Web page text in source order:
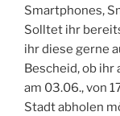
Smartphones,
Solltet ihr
ihr diese gerne
Bescheid, ob ihr
am 03.06., von
Stadt abholen